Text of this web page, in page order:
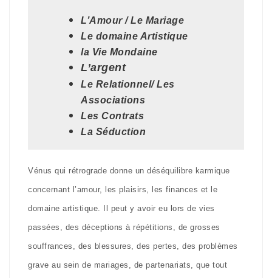
L’Amour / Le Mariage
Le domaine Artistique
la Vie Mondaine
L’argent
Le Relationnel/ Les
Associations
Les Contrats
La Séduction
Vénus qui rétrograde donne un déséquilibre karmique
concernant l’amour, les plaisirs, les finances et le
domaine artistique. Il peut y avoir eu lors de vies
passées, des déceptions à répétitions, de grosses
souffrances, des blessures, des pertes, des problèmes
grave au sein de mariages, de partenariats, que tout